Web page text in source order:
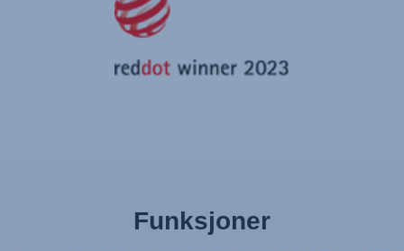
Funksjoner